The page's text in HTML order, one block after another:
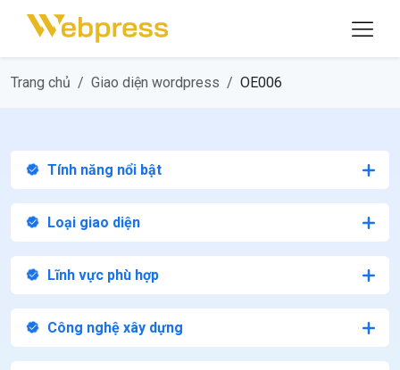
Trang chủ Giao diện wordpress OE006
Tính năng nổi bật
Loại giao diện
Lĩnh vực phù hợp
Công nghệ xây dựng